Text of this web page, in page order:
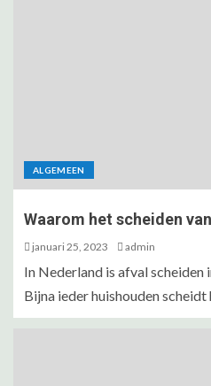
ALGEMEEN
Waarom het scheiden
januari 25, 2023 admin
In Nederland is afval scheiden
Bijna ieder huishouden scheidt